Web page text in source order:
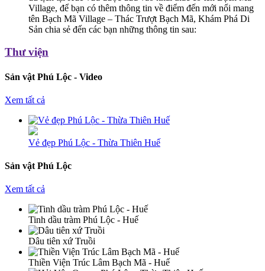
Village, để bạn có thêm thông tin về điểm đến mới nổi mang
tên Bạch Mã Village – Thác Trượt Bạch Mã, Khám Phá Di
Sản chia sẻ đến các bạn những thông tin sau:
Thư viện
Sản vật Phú Lộc - Video
Xem tất cả
Vẻ đẹp Phú Lộc - Thừa Thiên Huế
Sản vật Phú Lộc
Xem tất cả
Tinh dầu tràm Phú Lộc - Huế
Dâu tiên xứ Truồi
Thiền Viện Trúc Lâm Bạch Mã - Huế